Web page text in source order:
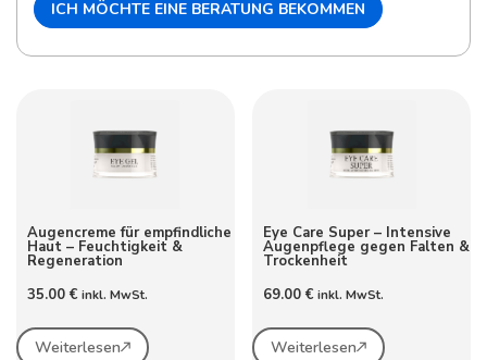
ICH MÖCHTE EINE BERATUNG BEKOMMEN
Augencreme für empfindliche
Haut – Feuchtigkeit &
Regeneration
35.00 € inkl. MwSt.
Weiterlesen
Eye Care Super – Intensive
Augenpflege gegen Falten &
Trockenheit
69.00€ inkl. MwSt.
Weiterlesen